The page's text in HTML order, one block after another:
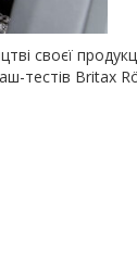
своєї
тестів Britax